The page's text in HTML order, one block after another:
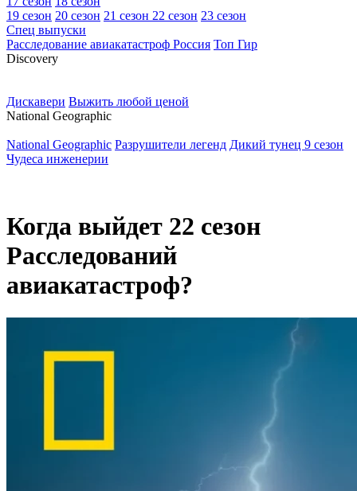
19 сезон 20 сезон 21 сезон 22 сезон 23 сезон
Спец выпуски
Расследование авиакатастроф Россия Топ Гир
Discovery
Дискавери Выжить любой ценой
National Geographic
National Geographic Разрушители легенд Дикий тунец 9 сезон
Чудеса инженерии
Когда выйдет 22 сезон
Расследований
авиакатастроф?